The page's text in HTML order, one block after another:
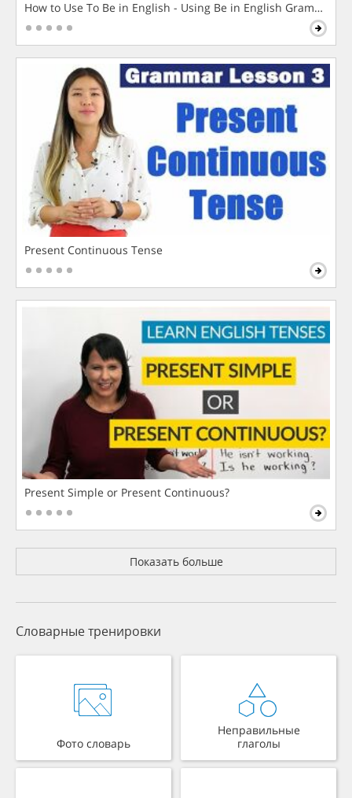
How to Use To Be in English - Using Be in English Grammar
Present Continuous Tense
Present Simple or Present Continuous?
Показать больше
Словарные тренировки
Фото словарь
Неправильные
глаголы